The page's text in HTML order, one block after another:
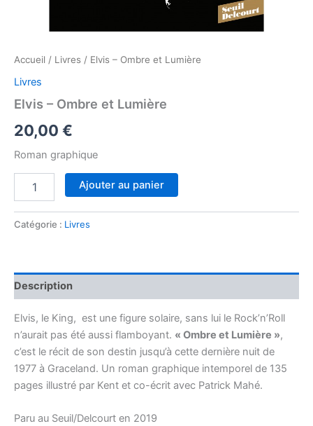
Accueil / Livres / Elvis – Ombre et Lumière
Livres
Elvis – Ombre et Lumière
20,00 €
Roman graphique
-
Ajouter au panier
Catégorie : Livres
Description
Elvis, le King, est une figure solaire, sans lui le Rock’n’Roll
n’aurait pas été aussi flamboyant. « Ombre et Lumière »,
c’est le récit de son destin jusqu’à cette dernière nuit de
1977 à Graceland. Un roman graphique intemporel de 135
pages illustré par Kent et co-écrit avec Patrick Mahé.
Paru au Seuil/Delcourt en 2019